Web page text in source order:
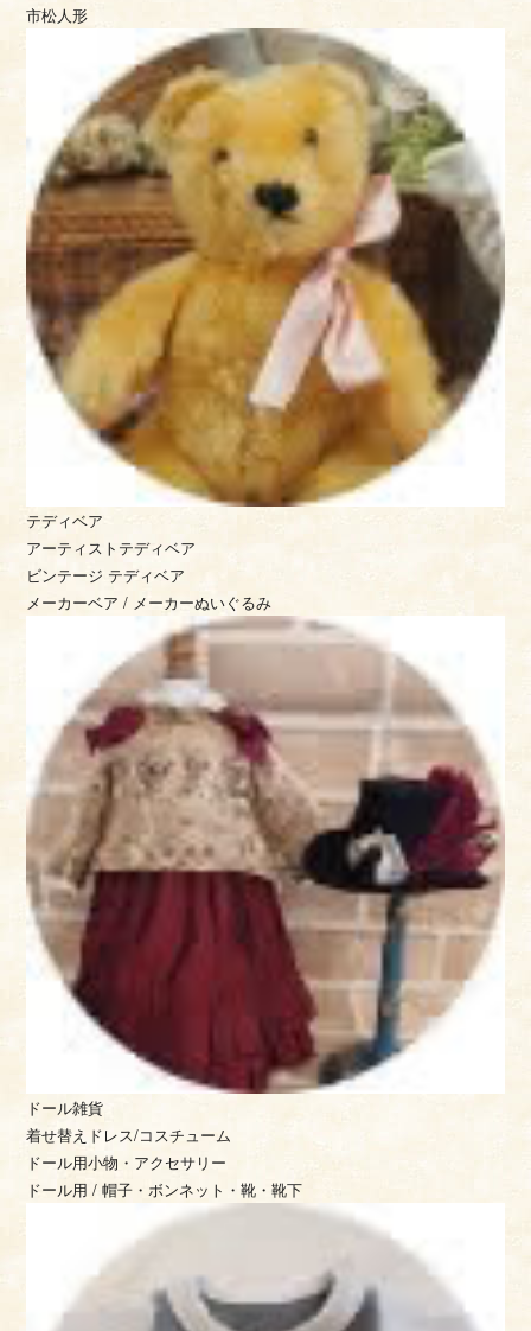
市松人形
テディベア
アーティストテディベア
ビンテージ テディベア
メーカーベア / メーカーぬいぐるみ
ドール雑貨
着せ替えドレス/コスチューム
ドール用小物・アクセサリー
ドール用 / 帽子・ボンネット・靴・靴下